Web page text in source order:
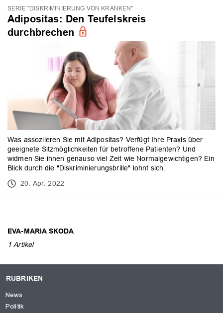
EVA-MARIA SKODA
1 Artikel
SERIE "DISKRIMINIERUNG VON KRANKEN"
Adipositas: Den Teufelskreis
durchbrechen
Was assoziieren Sie mit Adipositas? Verfügt Ihre Praxis über
geeignete Sitzmöglichkeiten für betroffene Patienten? Und
widmen Sie ihnen genauso viel Zeit wie Normalgewichtigen? Ein
Blick durch die "Diskriminierungsbrille" lohnt sich.
20. Apr. 2022
RUBRIKEN
News
Politik